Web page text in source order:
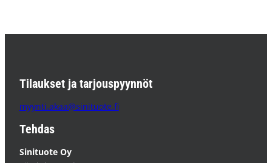
Tilaukset ja tarjouspyynnöt
myynti.akaa@sinituote.fi
Tehdas
Sinituote Oy